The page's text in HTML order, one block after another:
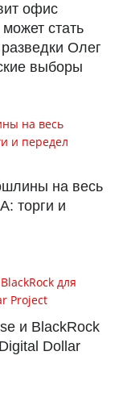
офис
стать
Олег
выборы
на весь
торги и
и BlackRock
Dollar